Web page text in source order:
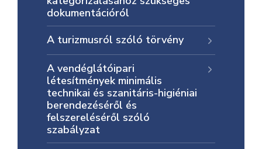
Önkormányzata
Közigazgatás
Dokumentumok
dokumentációról
A turizmusról szóló törvény
A vendéglátóipari
létesítmények minimális
technikai és szanitáris-higiéniai
berendezéséről és
felszereléséről szóló
szabályzat